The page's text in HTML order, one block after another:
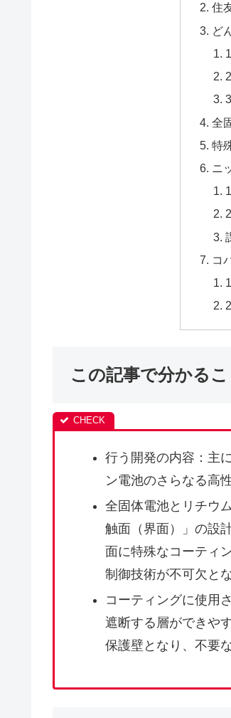
住
ど
全
特
ニ
コ
この記事で分かるこ
行う開発の内容：主
ン電池のさらなる高
全固体電池とリチウ
触面（界面）」の設
面に特殊なコーティ
制御技術が不可欠と
コーティングに使用
遮断する層ができや
保護壁となり、不要